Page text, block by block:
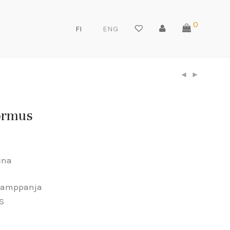
FI ENG 0